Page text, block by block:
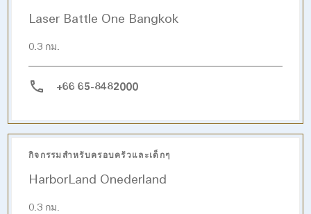
Laser Battle One Bangkok
0.3 กม.
+66 65-8482000
กิจกรรมสำหรับครอบครัวและเด็กๆ
HarborLand Onederland
0.3 กม.